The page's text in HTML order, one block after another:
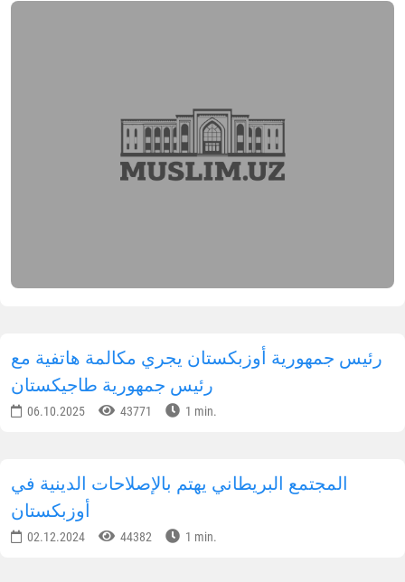
رئيس جمهورية أوزبكستان يجري مكالمة هاتفية مع
رئيس جمهورية طاجيكستان
06.10.2025 43771 1 min.
المجتمع البريطاني يهتم بالإصلاحات الدينية في
أوزبكستان
02.12.2024 44382 1 min.